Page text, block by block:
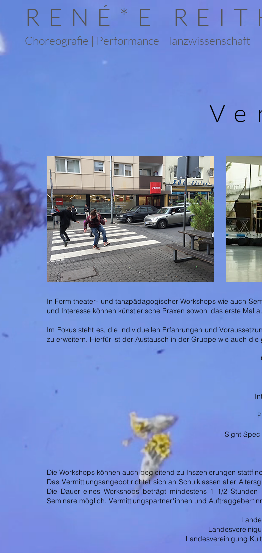
RENÉ*E
Choreografie | Performance | Tanzwissenschaft
In Form theater- und tanzpädagogischer Workshops wie auch
und Interesse können künstlerische Praxen sowohl das erste Mal
Im Fokus steht es, die individuellen Erfahrungen und
zu erweitern. Hierfür ist der Austausch in der Gruppe wie auch
Sight
Die Workshops können auch begleitend zu Inszenierungen
Das Vermittlungsangebot richtet sich an Schulklassen aller
Die Dauer eines Workshops beträgt mindestens 1 1/2
Seminare möglich. Vermittlungspartner*innen und
Landesvereinigung